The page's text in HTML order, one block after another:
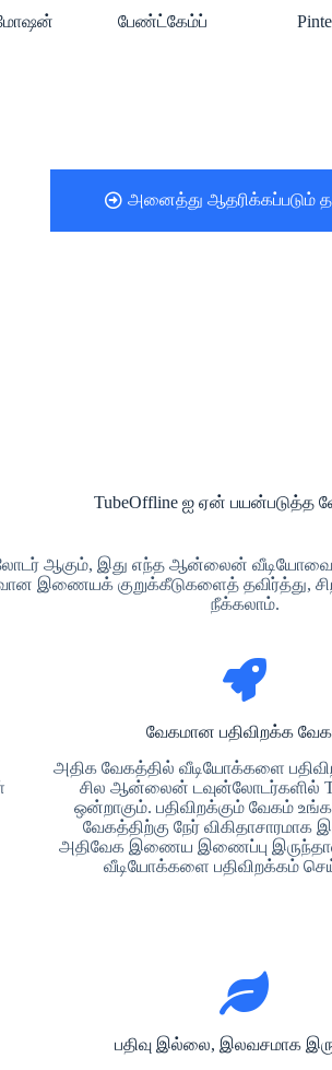
பேண்ட்கேம்ப்
அனைத்து ஆதரிக்கப்படும்
TubeOffline ஐ ஏன் பயன்படுத்த
ஆகும், இது எந்த ஆன்லைன்
இணையக் குறுக்கீடுகளைத் தவிர்த்து,
நீக்கலாம்.
வேகமான பதிவிறக்க
அதிக வேகத்தில் வீடியோக்களை
சில ஆன்லைன் டவுன்லோடர்களில்
ஒன்றாகும். பதிவிறக்கும் வேகம்
வேகத்திற்கு நேர் விகிதாசாரமாக
அதிவேக இணைய இணைப்பு
வீடியோக்களை பதிவிறக்கம்
பதிவு இல்லை, இலவசமாக